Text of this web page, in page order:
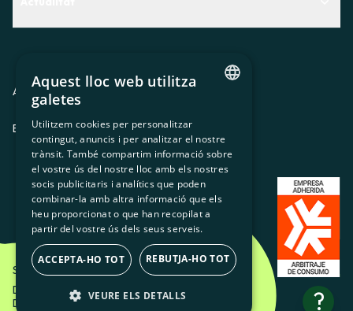
Premsa
Treballa amb nosaltres
Avis legal
ES CAGLEU
Som Energia SCCL - 2026
Disseny Creatiu d'Etéreo Design.
Desenvolupament web per Utopig
?
SPANISH
GL
BASQUE
Aquest lloc web utilitza
galetes
Utilitzem cookies per personalitzar
contingut, anuncis i per analitzar el nostre
trànsit. També compartim informació sobre
el vostre ús del nostre lloc amb els nostres
socis publicitaris i analítics que poden
combinar-la amb altra informació que els
heu proporcionat o que han recopilat a
partir del vostre ús dels seus serveis.
ACCEPTA-HO TOT REBUTJA-HO TOT
VEURE ELS DETALLS